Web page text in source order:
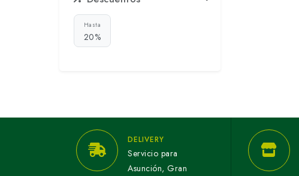
Hasta
20%
DELIVERY
Servicio para
Asunción, Gran